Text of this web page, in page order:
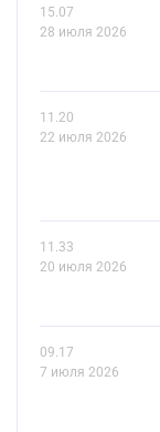
15.07
28 июля 2026
11.20
22 июля 2026
11.33
20 июля 2026
09.17
7 июля 2026